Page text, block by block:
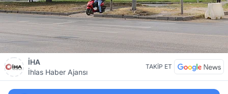
İHA
İhlas Haber Ajansı
TAKİP ET